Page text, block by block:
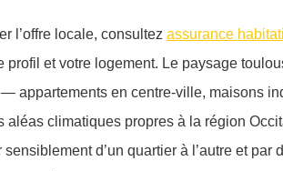
l’offre locale, consultez assurance
profil et votre logement. Le paysage
appartements en centre-ville, maisons
climatiques propres à la région
d’un quartier à l’autre et